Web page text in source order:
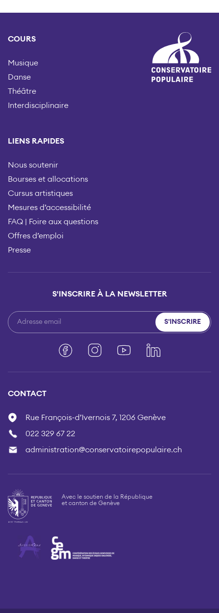
COURS
Musique
Danse
Théâtre
Interdisciplinaire
LIENS RAPIDES
Nous soutenir
Bourses et allocations
Cursus artistiques
Mesures d’accessibilité
FAQ | Foire aux questions
Offres d’emploi
Presse
S'INSCRIRE À LA NEWSLETTER
S'INSCRIRE
FacebookInstagramYouTubeLinkedIn
CONTACT
Rue François-d’Ivernois 7, 1206 Genève
022 329 67 22
administration@conservatoirepopulaire.ch
Avec le soutien de la République
et canton de Genève